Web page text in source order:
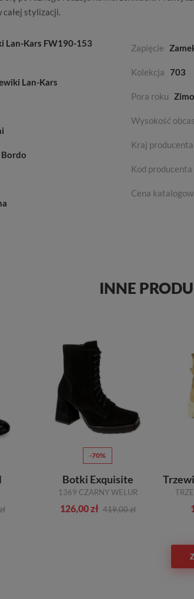
stylizacji.
Lan-Kars FW190-153
Lan-Kars
Zapięcie
Kolekcja 703
Pora roku
Wysokość
Kraj producenta
Kod producenta
Cena
INNE
-70%
Botki Exquisite
1369 CZARNY WELUR
126,00 zł 419,00 zł